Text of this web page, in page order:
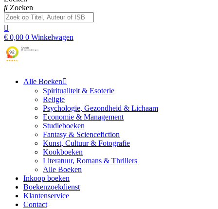
Zoeken
€ 0,00 0 Winkelwagen
Alle Boeken
Spiritualiteit & Esoterie
Religie
Psychologie, Gezondheid & Lichaam
Economie & Management
Studieboeken
Fantasy & Sciencefiction
Kunst, Cultuur & Fotografie
Kookboeken
Literatuur, Romans & Thrillers
Alle Boeken
Inkoop boeken
Boekenzoekdienst
Klantenservice
Contact